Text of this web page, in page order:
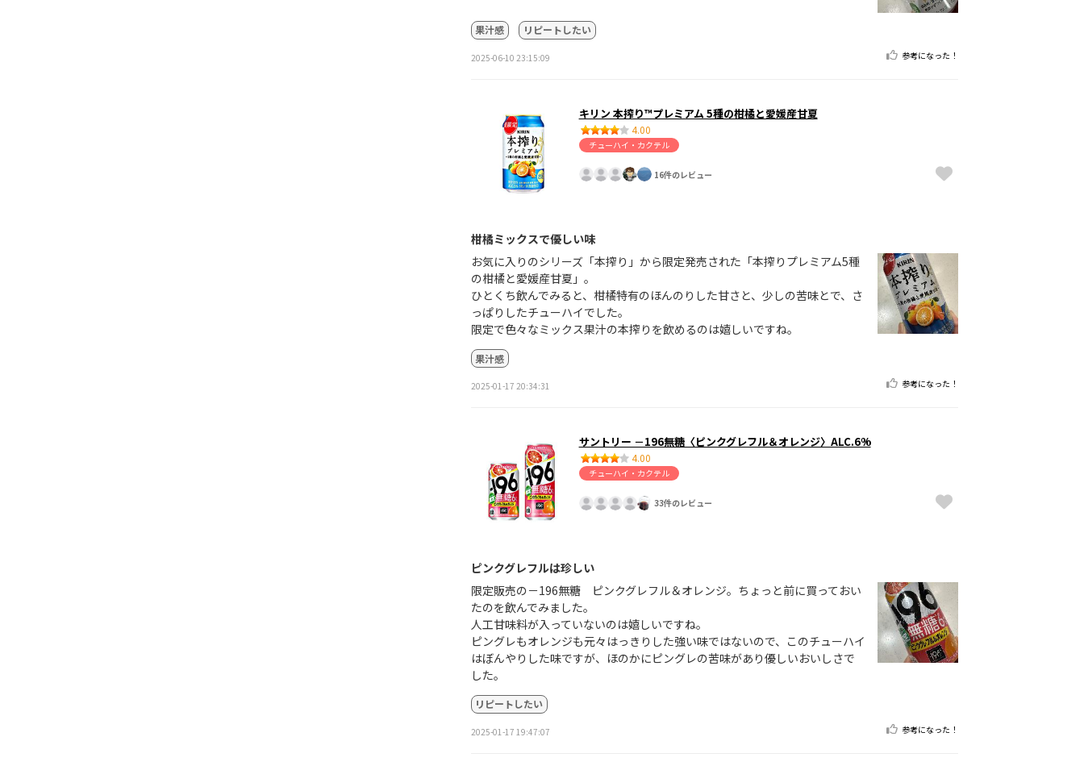
果汁感 リピートしたい
2025-06-10 23:15:09 参考になった！
キリン 本搾り™プレミアム 5種の柑橘と愛媛産甘夏
4.00
チューハイ・カクテル
16件のレビュー
柑橘ミックスで優しい味
お気に入りのシリーズ「本搾り」から限定発売された「本搾りプレミアム5種
の柑橘と愛媛産甘夏」。
ひとくち飲んでみると、柑橘特有のほんのりした甘さと、少しの苦味とで、さ
っぱりしたチューハイでした。
限定で色々なミックス果汁の本搾りを飲めるのは嬉しいですね。
果汁感
2025-01-17 20:34:31 参考になった！
サントリー －196無糖〈ピンクグレフル＆オレンジ〉ALC.6%
4.00
チューハイ・カクテル
33件のレビュー
ピンクグレフルは珍しい
限定販売の－196無糖 ピンクグレフル＆オレンジ。ちょっと前に買っておい
たのを飲んでみました。
人工甘味料が入っていないのは嬉しいですね。
ピングレもオレンジも元々はっきりした強い味ではないので、このチューハイ
はぼんやりした味ですが、ほのかにピングレの苦味があり優しいおいしさで
した。
リピートしたい
2025-01-17 19:47:07 参考になった！